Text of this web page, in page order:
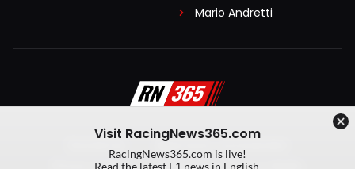
Mario Andretti
Algemene voorwaarden
Visit RacingNews365.com
RacingNews365.com is live!
Read the latest F1 news in English.